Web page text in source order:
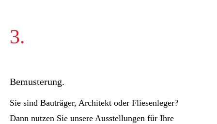
3.
Bemusterung.
Sie sind Bauträger, Architekt oder Fliesenleger?
Dann nutzen Sie unsere Ausstellungen für Ihre